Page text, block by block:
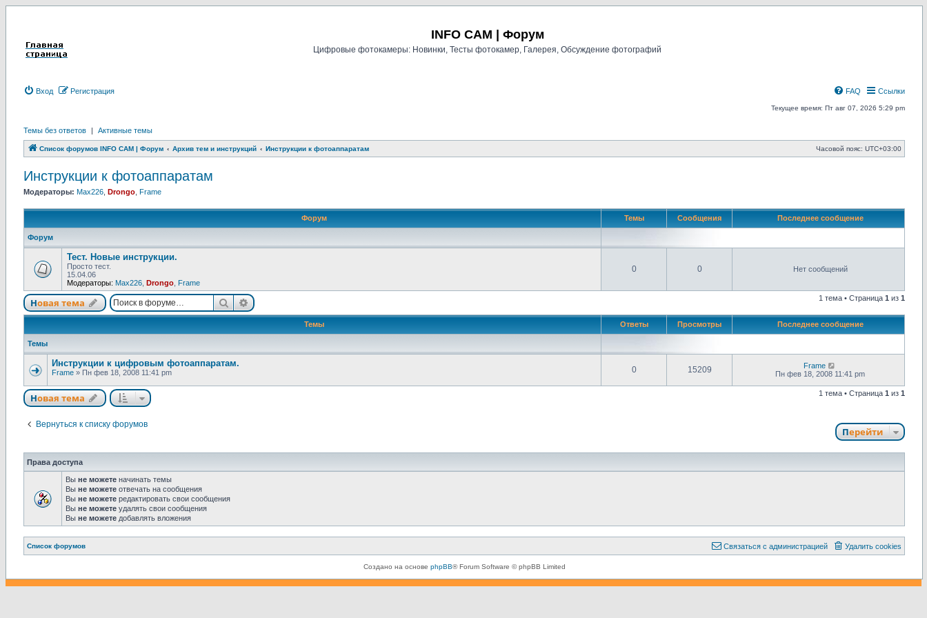
INFO CAM | Форум
Цифровые фотокамеры: Новинки, Тесты фотокамер, Галерея, Обсуждение фотографий
Вход Регистрация Ссылки
FAQ
Текущее время: Пт авг 07, 2026 5:29 pm
Темы без ответов | Активные темы
Список форумов INFO CAM | Форум Архив тем и инструкций Инструкции к фотоаппаратам Часовой пояс: UTC+03:00
Инструкции к фотоаппаратам
Модераторы: Max226 Drongo Frame
Форум Темы Сообщения Последнее сообщение
Форум
Тест. Новые инструкции.
Просто тест.
15.04.06
Модераторы: Max226 Drongo Frame
0 0 Нет сообщений
Новая тема
Новая тема ПоискРасширенный поиск 1 тема • Страница 1 из 1
Темы Ответы Просмотры Последнее сообщение
Темы
Инструкции к цифровым фотоаппаратам.
Frame » Пн фев 18, 2008 11:41 pm 0 15209
Frame
Пн фев 18, 2008 11:41 pm
Новая тема
Новая тема 1 тема • Страница 1 из 1
Вернуться к списку форумов
Перейти
Права доступа
Вы не можете начинать темы
Вы не можете отвечать на сообщения
Вы не можете редактировать свои сообщения
Вы не можете удалять свои сообщения
Вы не можете добавлять вложения
Список форумов Удалить cookies
Связаться с
Связаться с администрацией
Создано на основе phpBB® Forum Software © phpBB Limited